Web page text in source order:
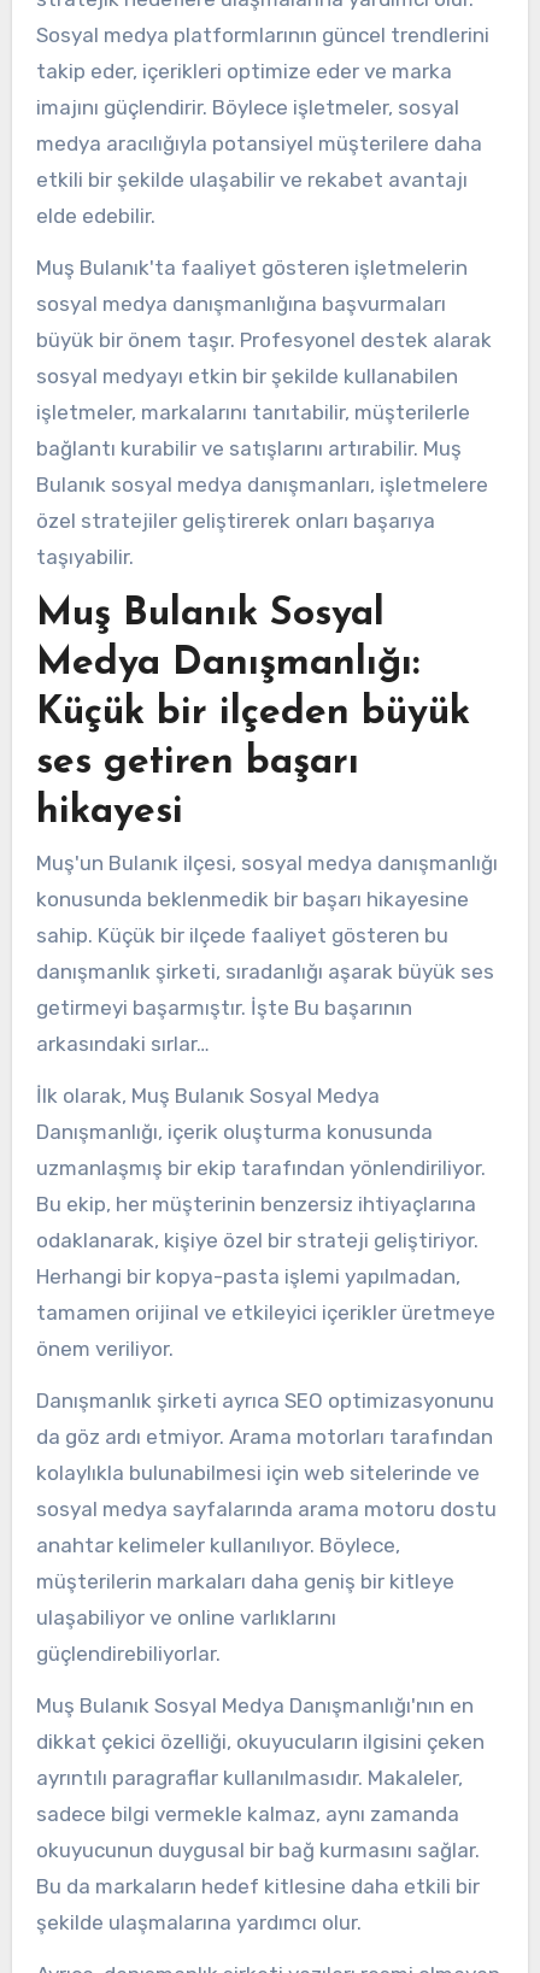
Sosyal medya platformlarının güncel trendlerini
takip eder, içerikleri optimize eder ve marka
imajını güçlendirir. Böylece işletmeler, sosyal
medya aracılığıyla potansiyel müşterilere daha
etkili bir şekilde ulaşabilir ve rekabet avantajı
elde edebilir.
Muş Bulanık'ta faaliyet gösteren işletmelerin
sosyal medya danışmanlığına başvurmaları
büyük bir önem taşır. Profesyonel destek alarak
sosyal medyayı etkin bir şekilde kullanabilen
işletmeler, markalarını tanıtabilir, müşterilerle
bağlantı kurabilir ve satışlarını artırabilir. Muş
Bulanık sosyal medya danışmanları, işletmelere
özel stratejiler geliştirerek onları başarıya
taşıyabilir.
Muş Bulanık Sosyal
Medya Danışmanlığı:
Küçük bir ilçeden büyük
ses getiren başarı
hikayesi
Muş'un Bulanık ilçesi, sosyal medya danışmanlığı
konusunda beklenmedik bir başarı hikayesine
sahip. Küçük bir ilçede faaliyet gösteren bu
danışmanlık şirketi, sıradanlığı aşarak büyük ses
getirmeyi başarmıştır. İşte Bu başarının
arkasındaki sırlar…
İlk olarak, Muş Bulanık Sosyal Medya
Danışmanlığı, içerik oluşturma konusunda
uzmanlaşmış bir ekip tarafından yönlendiriliyor.
Bu ekip, her müşterinin benzersiz ihtiyaçlarına
odaklanarak, kişiye özel bir strateji geliştiriyor.
Herhangi bir kopya-pasta işlemi yapılmadan,
tamamen orijinal ve etkileyici içerikler üretmeye
önem veriliyor.
Danışmanlık şirketi ayrıca SEO optimizasyonunu
da göz ardı etmiyor. Arama motorları tarafından
kolaylıkla bulunabilmesi için web sitelerinde ve
sosyal medya sayfalarında arama motoru dostu
anahtar kelimeler kullanılıyor. Böylece,
müşterilerin markaları daha geniş bir kitleye
ulaşabiliyor ve online varlıklarını
güçlendirebiliyorlar.
Muş Bulanık Sosyal Medya Danışmanlığı'nın en
dikkat çekici özelliği, okuyucuların ilgisini çeken
ayrıntılı paragraflar kullanılmasıdır. Makaleler,
sadece bilgi vermekle kalmaz, aynı zamanda
okuyucunun duygusal bir bağ kurmasını sağlar.
Bu da markaların hedef kitlesine daha etkili bir
şekilde ulaşmalarına yardımcı olur.